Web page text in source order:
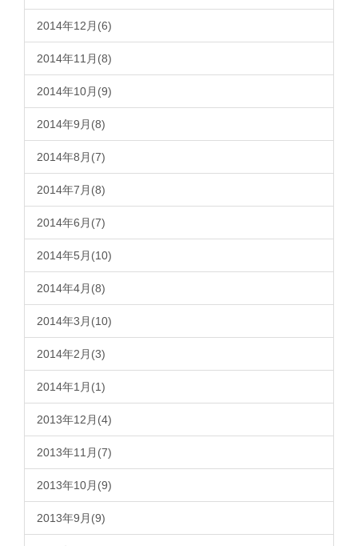
2014年12月(6)
2014年11月(8)
2014年10月(9)
2014年9月(8)
2014年8月(7)
2014年7月(8)
2014年6月(7)
2014年5月(10)
2014年4月(8)
2014年3月(10)
2014年2月(3)
2014年1月(1)
2013年12月(4)
2013年11月(7)
2013年10月(9)
2013年9月(9)